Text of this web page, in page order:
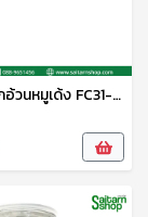
ออมสินล้มลุกอ้วนหมูเด้ง FC31-12H FN